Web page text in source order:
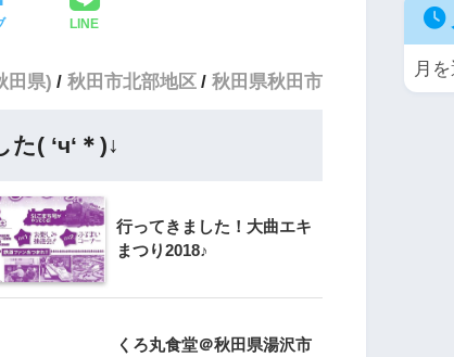
LINE
田県) 秋田市北部地区 秋田県秋田市
( ‘ч‘＊)↓
行ってきました！大曲エキ
まつり2018♪
くろ丸食堂＠秋田県湯沢市